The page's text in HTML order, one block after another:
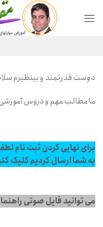
دوست قدرتمند و بینظیرم
ما مطالب مهم و دروس آموزشی
برای نهایی کردن ثبت نام
به شما ارسال کردیم کلیک
می توانید فایل صوتی